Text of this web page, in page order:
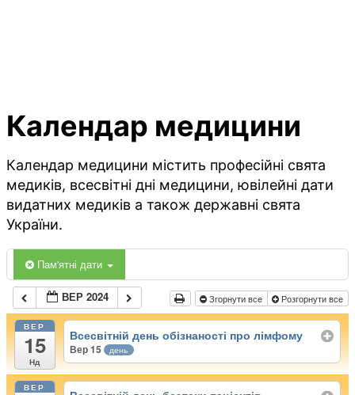
Календар медицини
Календар медицини містить професійні свята
медиків, всесвітні дні медицини, ювілейні дати
видатних медиків а також державні свята
України.
Пам'ятні дати
ВЕР 2024 Згорнути все Розгорнути все
ВЕР
15
Нд
Всесвітній день обізнаності про лімфому
Вер 15 день
ВЕР